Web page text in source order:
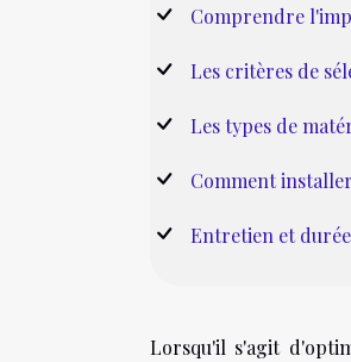
Comprendre
Les critères de
Les types de
Comment
Entretien et
Lorsqu'il s'agit